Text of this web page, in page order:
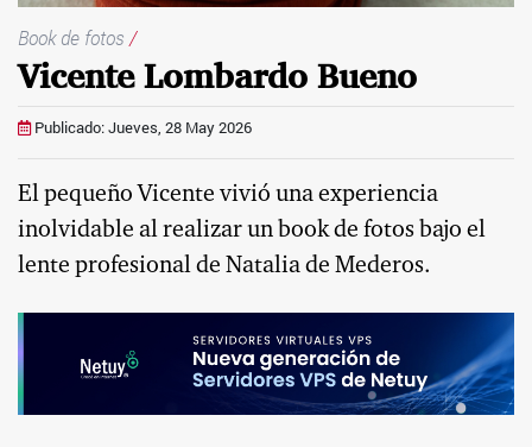
Book de fotos /
Vicente Lombardo Bueno
Publicado: Jueves, 28 May 2026
El pequeño Vicente vivió una experiencia
inolvidable al realizar un book de fotos bajo el
lente profesional de Natalia de Mederos.